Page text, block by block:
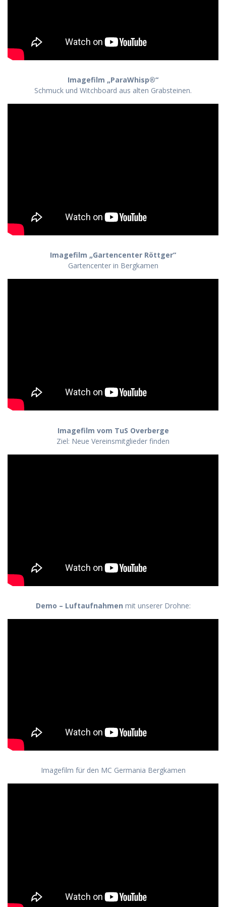
Imagefilm „ParaWhisp®“
Schmuck und Witchboard aus alten Grabsteinen.
Imagefilm „Gartencenter Röttger“
Gartencenter in Bergkamen
Imagefilm vom TuS Overberge
Ziel: Neue Vereinsmitglieder finden
Demo – Luftaufnahmen mit unserer Drohne:
Imagefilm für den MC Germania Bergkamen